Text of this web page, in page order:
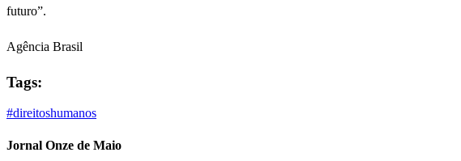
futuro”.
Agência Brasil
Tags:
#direitoshumanos
Jornal Onze de Maio